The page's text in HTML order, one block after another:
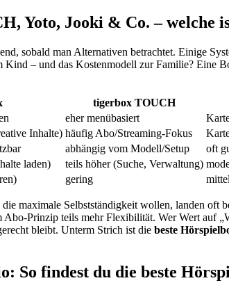
Yoto, Jooki & Co. – welche
sobald man Alternativen betrachtet. Einige
– und das Kostenmodell zur Familie? Eine
tigerbox TOUCH
eher menübasiert
Inhalte) häufig Abo/Streaming-Fokus
abhängig vom Modell/Setup oft
laden) teils höher (Suche, Verwaltung)
gering
maximale Selbstständigkeit wollen, landen oft
Prinzip teils mehr Flexibilität. Wer Wert auf
bleibt. Unterm Strich ist die beste
So findest du die beste